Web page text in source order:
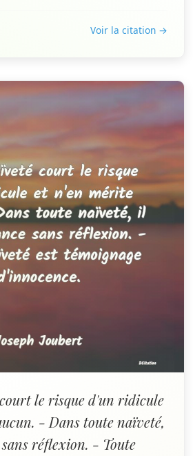
Voir la citation →
le risque d'un ridicule
- Dans toute naïveté,
réflexion. - Toute